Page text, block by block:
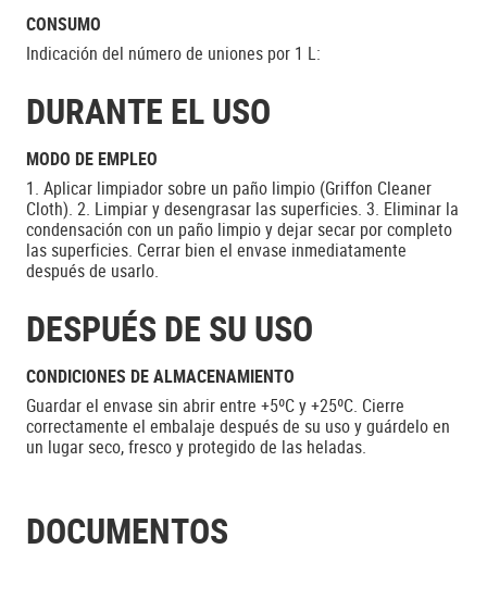
CONSUMO
Indicación del número de uniones por 1 L:
DURANTE EL USO
MODO DE EMPLEO
1. Aplicar limpiador sobre un paño limpio (Griffon Cleaner
Cloth). 2. Limpiar y desengrasar las superficies. 3. Eliminar la
condensación con un paño limpio y dejar secar por completo
las superficies. Cerrar bien el envase inmediatamente
después de usarlo.
DESPUÉS DE SU USO
CONDICIONES DE ALMACENAMIENTO
Guardar el envase sin abrir entre +5ºC y +25ºC. Cierre
correctamente el embalaje después de su uso y guárdelo en
un lugar seco, fresco y protegido de las heladas.
DOCUMENTOS